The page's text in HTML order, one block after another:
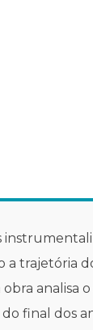
trajetória
final dos